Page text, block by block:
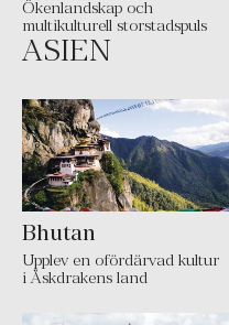
Ökenlandskap och
multikulturell storstadspuls
ASIEN
Bhutan
Upplev en ofördärvad kultur
i Åskdrakens land